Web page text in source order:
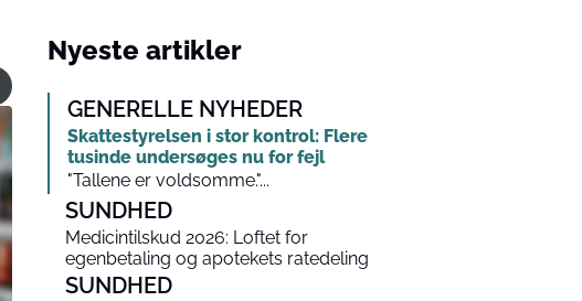
Nyeste artikler
GENERELLE NYHEDER
Skattestyrelsen i stor kontrol: Flere
tusinde undersøges nu for fejl
"Tallene er voldsomme."...
SUNDHED
Medicintilskud 2026: Loftet for
egenbetaling og apotekets ratedeling
SUNDHED